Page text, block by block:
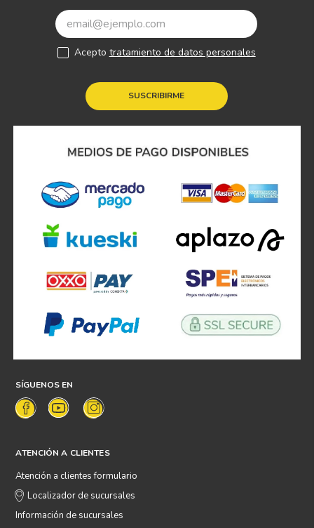
SUSCRIBIRME
Acepto tratamiento de datos personales
SÍGUENOS EN
ATENCIÓN A CLIENTES
Atención a clientes formulario
Localizador de sucursales
Información de sucursales